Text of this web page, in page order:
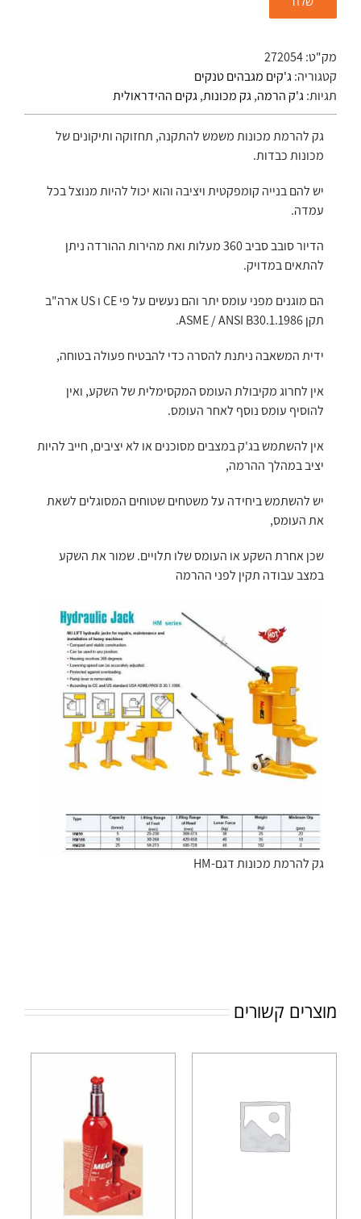
מק"ט:272054
קטגוריה:ג'קים מגבהים טנקים
תגיות:ג'ק הרמה,גק מכונות,גקים ההידראולית
גק להרמת מכונות משמש להתקנה, תחזוקה ותיקונים של
מכונות כבדות.
יש להם בנייה קומפקטית ויציבה והוא יכול להיות מנוצל בכל
עמדה.
הדיור סובב סביב 360 מעלות ואת מהירות ההורדה ניתן
להתאים במדויק.
הם מוגנים מפני עומס יתר והם נעשים על פי CE ו US ארה"ב
תקן ASME / ANSI B30.1.1986.
ידית המשאבה ניתנת להסרה כדי להבטיח פעולה בטוחה,
אין לחרוג מקיבולת העומס המקסימלית של השקע, ואין
להוסיף עומס נוסף לאחר העומס.
אין להשתמש בג'ק במצבים מסוכנים או לא יציבים, חייב להיות
יציב במהלך ההרמה,
יש להשתמש ביחידה על משטחים שטוחים המסוגלים לשאת
את העומס,
שכן אחרת השקע או העומס שלו תלויים. שמור את השקע
במצב עבודה תקין לפני ההרמה
גק להרמת מכונות דגם-HM
מוצרים קשורים